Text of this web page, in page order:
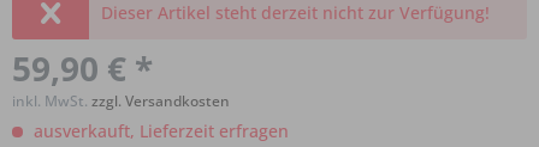
Dieser Artikel steht derzeit nicht zur Verfügung!
59,90 € *
inkl. MwSt. zzgl. Versandkosten
ausverkauft, Lieferzeit erfragen